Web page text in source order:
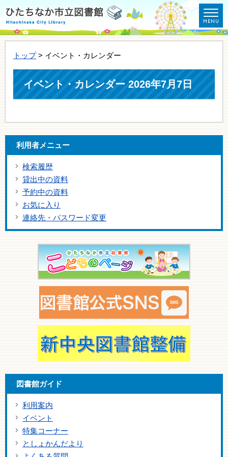
トップ> イベント・カレンダー
イベント・カレンダー 2026年7月7日
利用者メニュー
検索履歴
貸出中の資料
予約中の資料
お気に入り
連絡先・パスワード変更
図書館ガイド
利用案内
イベント
特集コーナー
としょかんだより